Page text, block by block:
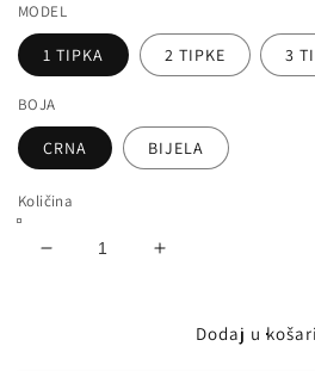
MODEL
1 TIPKA 2 TIPKE 3
BOJA
CRNA BIJELA
Količina
Smanji
Povećaj
PREKIDAČI
Dodaj u